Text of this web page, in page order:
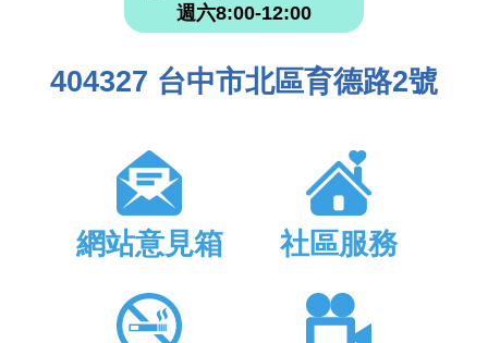
週六8:00-12:00
404327 台中市北區育德路2號
網站意見箱 社區服務